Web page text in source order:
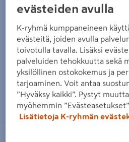
Zoomaa kuvaa
evästeiden avulla
K-ryhmä kumppaneineen
evästeitä, joiden avulla
toivotulla tavalla. Lisäksi
palveluiden tehokkuutta sekä
yksilöllinen ostokokemus ja
tarjoaminen. Voit antaa
”Hyväksy kaikki”. Pystyt
myöhemmin
Lisätietoja K-ryhmän